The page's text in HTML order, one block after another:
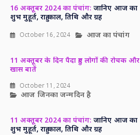
16 अक्तूबर 2024 का पंचांग: जानिए आज का
शुभ मुहूर्त, राहु काल, तिथि और ग्रह
October 16, 2024 आज का पंचांग
11 अक्तूबर के दिन पैदा हुए लोगों की रोचक और
खास बातें
October 11, 2024
आज जिनका जन्मदिन है
11 अक्तूबर 2024 का पंचांग: जानिए आज का
शुभ मुहूर्त, राहु काल, तिथि और ग्रह